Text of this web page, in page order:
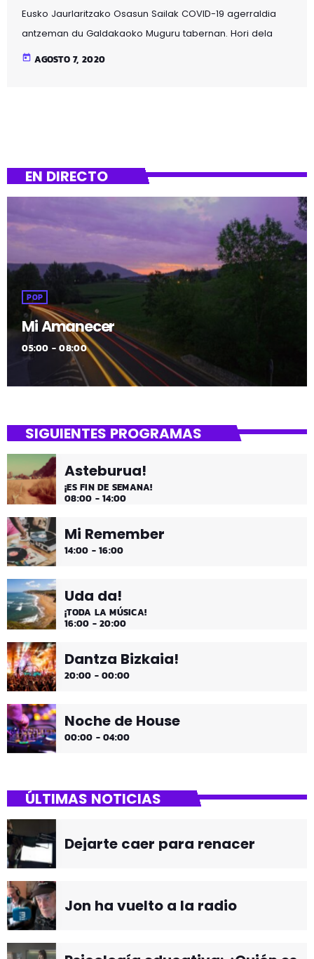
Eusko Jaurlaritzako Osasun Sailak COVID-19 agerraldia
antzeman du Galdakaoko Muguru tabernan. Hori dela
eta, uztailaren 27a eta abuztuaren 4a bitartean taberna
osasun etxean, goizeko hamarretatik, gaueko
today AGOSTO 7, 2020
EN DIRECTO
POP
Mi Amanecer
05:00 - 08:00
SIGUIENTES PROGRAMAS
Asteburua!
¡ES FIN DE SEMANA!
08:00 - 14:00
Mi Remember
14:00 - 16:00
Uda da!
¡TODA LA MÚSICA!
16:00 - 20:00
Dantza Bizkaia!
20:00 - 00:00
Noche de House
00:00 - 04:00
ÚLTIMAS NOTICIAS
Dejarte caer para renacer
Jon ha vuelto a la radio